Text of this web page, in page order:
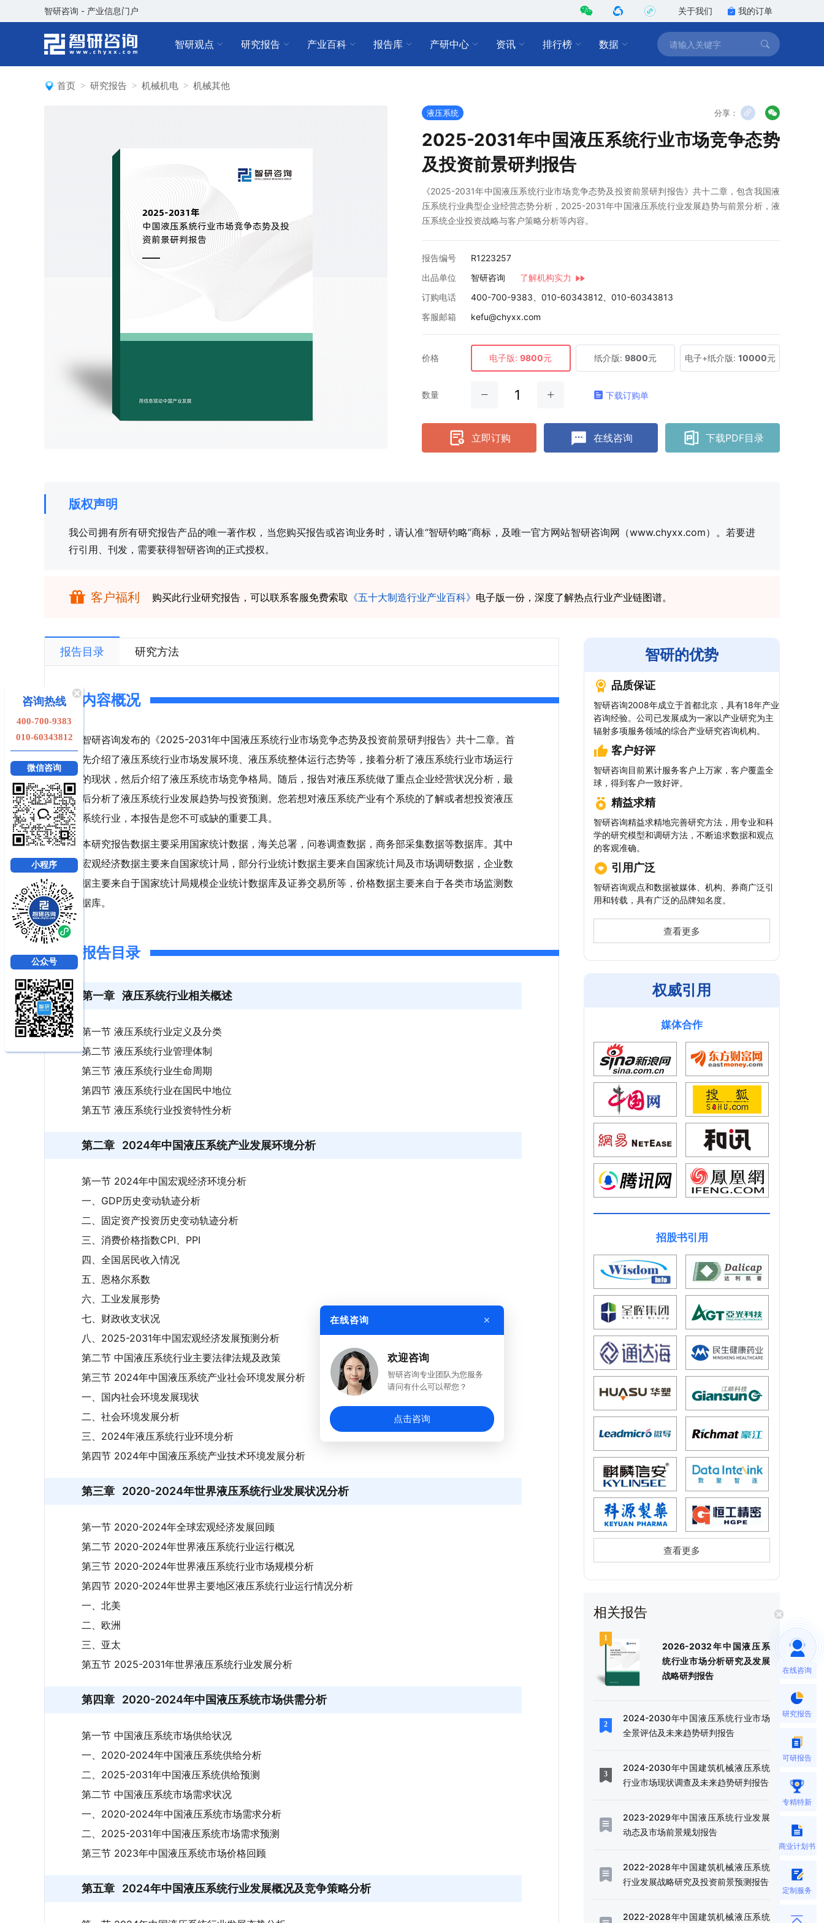
智研咨询 - 产业信息门户 关于我们 我的订单
智研观点 研究报告 产业百科 报告库 产研中心 资讯 排行榜 数据
首页 研究报告 机械机电 机械其他
液压系统 分享：
2025-2031年中国液压系统行业市场竞争态势
及投资前景研判报告
《2025-2031年中国液压系统行业市场竞争态势及投资前景研判报告》共十二章，包含我国液
压系统行业典型企业经营态势分析，2025-2031年中国液压系统行业发展趋势与前景分析，液
压系统企业投资战略与客户策略分析等内容。
报告编号
R1223257
出品单位
智研咨询
了解机构实力
订购电话
400-700-9383、010-60343812、010-60343813
客服邮箱
kefu@chyxx.com
价格 电子版: 9800元 纸介版: 9800元 电子+纸介版: 10000元
数量 下载订购单
立即订购 在线咨询 下载PDF目录
版权声明
我公司拥有所有研究报告产品的唯一著作权，当您购买报告或咨询业务时，请认准“智研钧略”商标，及唯一官方网站智研咨询网（www.chyxx.com）。若要进
行引用、刊发，需要获得智研咨询的正式授权。
客户福利 购买此行业研究报告，可以联系客服免费索取 《五十大制造行业产业百科》 电子版一份，深度了解热点行业产业链图谱。
报告目录 研究方法
内容概况
智研咨询发布的《2025-2031年中国液压系统行业市场竞争态势及投资前景研判报告》共十二章。首
先介绍了液压系统行业市场发展环境、液压系统整体运行态势等，接着分析了液压系统行业市场运行
的现状，然后介绍了液压系统市场竞争格局。随后，报告对液压系统做了重点企业经营状况分析，最
后分析了液压系统行业发展趋势与投资预测。您若想对液压系统产业有个系统的了解或者想投资液压
系统行业，本报告是您不可或缺的重要工具。
本研究报告数据主要采用国家统计数据，海关总署，问卷调查数据，商务部采集数据等数据库。其中
宏观经济数据主要来自国家统计局，部分行业统计数据主要来自国家统计局及市场调研数据，企业数
据主要来自于国家统计局规模企业统计数据库及证券交易所等，价格数据主要来自于各类市场监测数
据库。
报告目录
第一章 液压系统行业相关概述
第一节 液压系统行业定义及分类
第二节 液压系统行业管理体制
第三节 液压系统行业生命周期
第四节 液压系统行业在国民中地位
第五节 液压系统行业投资特性分析
第二章 2024年中国液压系统产业发展环境分析
第一节 2024年中国宏观经济环境分析
一、GDP历史变动轨迹分析
二、固定资产投资历史变动轨迹分析
三、消费价格指数CPI、PPI
四、全国居民收入情况
五、恩格尔系数
六、工业发展形势
七、财政收支状况
八、2025-2031年中国宏观经济发展预测分析
第二节 中国液压系统行业主要法律法规及政策
第三节 2024年中国液压系统产业社会环境发展分析
一、国内社会环境发展现状
二、社会环境发展分析
三、2024年液压系统行业环境分析
第四节 2024年中国液压系统产业技术环境发展分析
第三章 2020-2024年世界液压系统行业发展状况分析
第一节 2020-2024年全球宏观经济发展回顾
第二节 2020-2024年世界液压系统行业运行概况
第三节 2020-2024年世界液压系统行业市场规模分析
第四节 2020-2024年世界主要地区液压系统行业运行情况分析
一、北美
二、欧洲
三、亚太
第五节 2025-2031年世界液压系统行业发展分析
第四章 2020-2024年中国液压系统市场供需分析
第一节 中国液压系统市场供给状况
一、2020-2024年中国液压系统供给分析
二、2025-2031年中国液压系统供给预测
第二节 中国液压系统市场需求状况
一、2020-2024年中国液压系统市场需求分析
二、2025-2031年中国液压系统市场需求预测
第三节 2023年中国液压系统市场价格回顾
第五章 2024年中国液压系统行业发展概况及竞争策略分析
智研的优势
品质保证
智研咨询2008年成立于首都北京，具有18年产业
咨询经验。公司已发展成为一家以产业研究为主
辐射多项服务领域的综合产业研究咨询机构。
客户好评
智研咨询目前累计服务客户上万家，客户覆盖全
球，得到客户一致好评。
精益求精
智研咨询精益求精地完善研究方法，用专业和科
学的研究模型和调研方法，不断追求数据和观点
的客观准确。
引用广泛
智研咨询观点和数据被媒体、机构、券商广泛引
用和转载，具有广泛的品牌知名度。
查看更多
权威引用
媒体合作
招股书引用
查看更多
相关报告
2026-2032年中国液压系
统行业市场分析研究及发展
战略研判报告
2024-2030年中国液压系统行业市场
全景评估及未来趋势研判报告
2024-2030年中国建筑机械液压系统
行业市场现状调查及未来趋势研判报告
2023-2029年中国液压系统行业发展
动态及市场前景规划报告
2022-2028年中国建筑机械液压系统
行业发展战略研究及投资前景预测报告
2022-2028年中国建筑机械液压系统
在线咨询
研究报告
可研报告
专精特新
商业计划书
定制服务
在线咨询 ×
欢迎咨询
智研咨询专业团队为您服务
请问有什么可以帮您？
点击咨询
咨询热线
400-700-9383
010-60343812
微信咨询
小程序
公众号